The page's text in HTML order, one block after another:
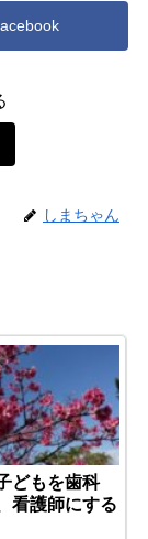
しまちゃん
どもを歯科
看護師にする